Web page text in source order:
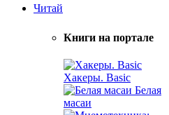
Читай
Книги на портале
Хакеры. Basic
Белая
масаи